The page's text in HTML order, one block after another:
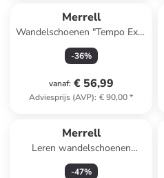
Merrell
Wandelschoenen "Tempo Exp"
kaki
-36%
vanaf: € 56,99
Adviesprijs (AVP): € 90,00*
Merrell
Leren wandelschoenen
"Yokota 3 GTX" groen
-47%